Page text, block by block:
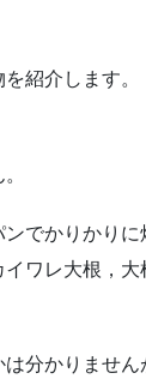
紹介します。
でかりかりに
ワレ大根，大
分かりません